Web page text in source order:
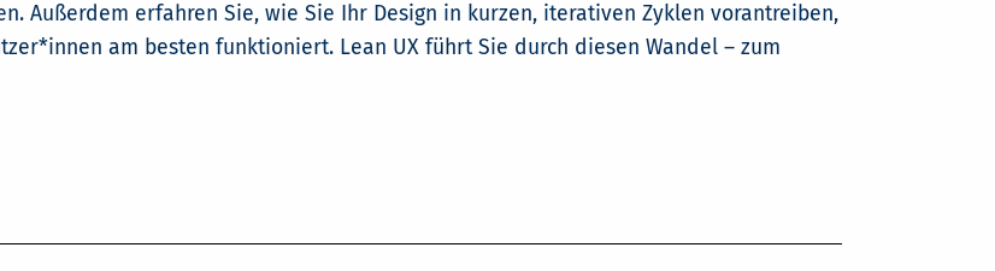
Außerdem erfahren Sie, wie Sie Ihr Design in kurzen, iterativen Zyklen vorantreiben,
am besten funktioniert. Lean UX führt Sie durch diesen Wandel – zum